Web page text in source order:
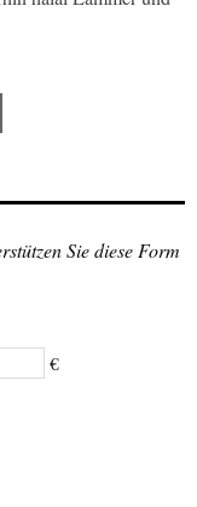
Sie diese Form
€